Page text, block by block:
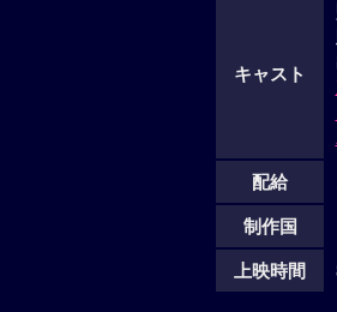
キャスト
配給
制作国
上映時間